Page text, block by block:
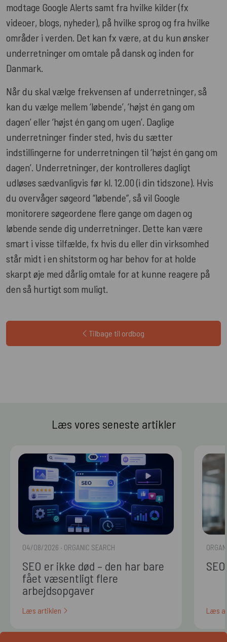
modtage Google Alerts samt fra hvilke kilder (fx
videoer, blogs, nyheder), på hvilke sprog og fra hvilke
områder i verden. Det kan fx være, at du kun ønsker
underretninger om omtale på dansk og inden for
Danmark.
Når du skal vælge frekvensen af underretninger, så
kan du vælge mellem ‘løbende’, ‘højst én gang om
dagen’ eller ‘højst én gang om ugen’. Daglige
underretninger finder sted, hvis du sætter
indstillingerne for underretningen til ‘højst én gang om
dagen’. Underretninger, der kontrolleres dagligt
udløses sædvanligvis før kl. 12.00 (i din tidszone). Hvis
du overvåger søgeord “løbende”, så vil Google
monitorere søgeordene flere gange om dagen og
løbende sende dig underretninger. Dette kan være
smart i visse tilfælde, fx hvis du eller din virksomhed
står midt i en shitstorm og har behov for at holde
skarpt øje med dårlig omtale for at kunne reagere på
den så hurtigt som muligt.
Tilbage til ordbog
Læs vores seneste artikler
04/08/2026 · ORGANIC SEARCH
SEO er ikke død – den har bare
fået væsentligt flere
arbejdsopgaver
Læs artiklen Læs